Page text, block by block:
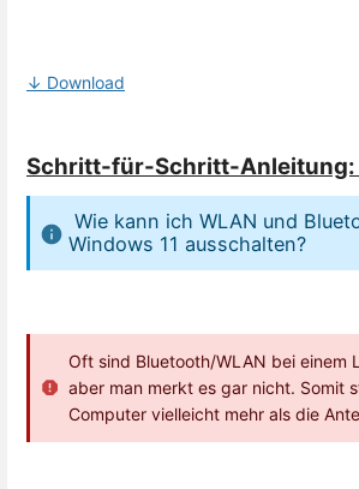
↓ Download
Schritt-für-Schritt-Anleitung:
Wie kann ich WLAN und
Windows 11 ausschalten?
Oft sind Bluetooth/WLAN bei einem
aber man merkt es gar nicht. Somit
Computer vielleicht mehr als die